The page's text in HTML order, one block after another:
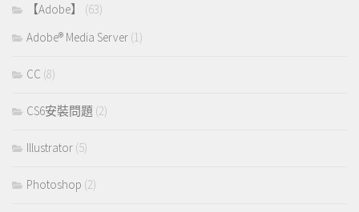
【Adobe】
(63)
Adobe® Media Server (1)
CC (8)
CS6安裝問題 (2)
Illustrator (5)
Photoshop (2)